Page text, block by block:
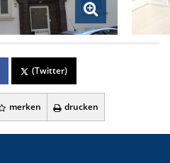
(Twitter)
merken drucken